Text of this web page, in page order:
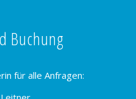
Buchung
für alle Anfragen: